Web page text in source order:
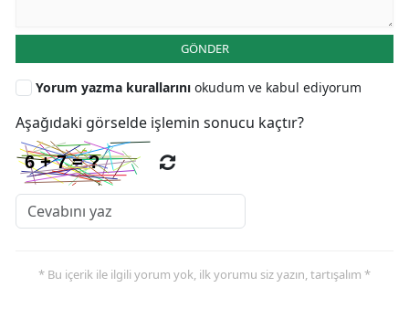
GÖNDER
Yorum yazma kurallarını okudum ve kabul ediyorum
Aşağıdaki görselde işlemin sonucu kaçtır?
* Bu içerik ile ilgili yorum yok, ilk yorumu siz yazın, tartışalım *